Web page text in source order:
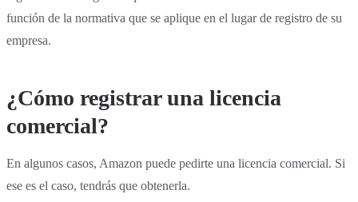
función de la normativa que se aplique en el lugar de registro de su
empresa.
¿Cómo registrar una licencia
comercial?
En algunos casos, Amazon puede pedirte una licencia comercial. Si
ese es el caso, tendrás que obtenerla.